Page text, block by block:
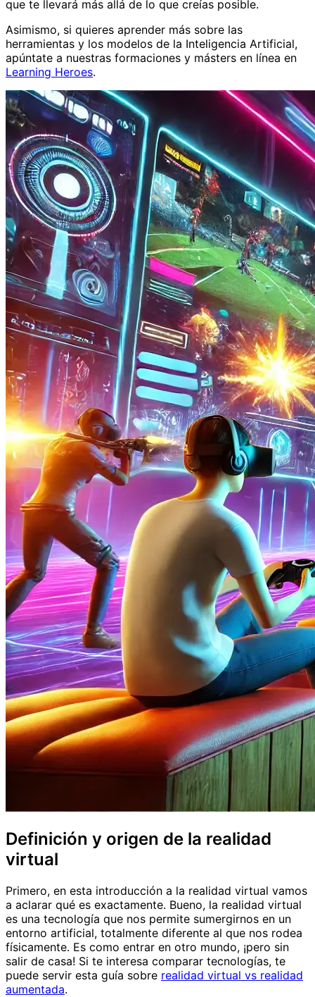
que te llevará más allá de lo que creías posible.
Asimismo, si quieres aprender más sobre las
herramientas y los modelos de la Inteligencia Artificial,
apúntate a nuestras formaciones y másters en línea en
Learning Heroes.
Definición y origen de la realidad
virtual
Primero, en esta introducción a la realidad virtual vamos
a aclarar qué es exactamente. Bueno, la realidad virtual
es una tecnología que nos permite sumergirnos en un
entorno artificial, totalmente diferente al que nos rodea
físicamente. Es como entrar en otro mundo, ¡pero sin
salir de casa! Si te interesa comparar tecnologías, te
puede servir esta guía sobre realidad virtual vs realidad
aumentada.